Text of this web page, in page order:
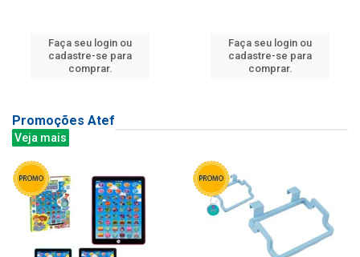
Faça seu login ou
cadastre-se para
comprar.
Faça seu login ou
cadastre-se para
comprar.
Promoções Atef
Veja mais